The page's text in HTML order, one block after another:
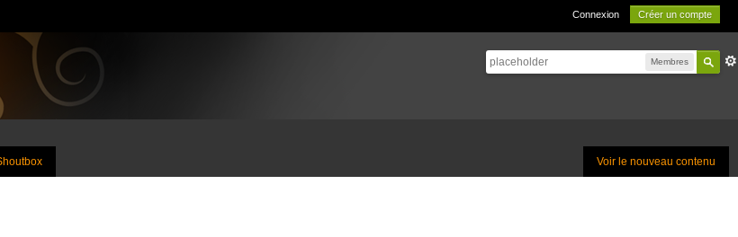
Connexion Créer un compte
Membres
Voir le nouveau contenu